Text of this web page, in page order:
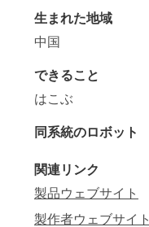
生まれた地域
中国
できること
はこぶ
同系統のロボット
関連リンク
製品ウェブサイト
製作者ウェブサイト